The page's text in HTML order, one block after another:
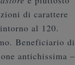
di carattere
al 120.
Beneficiario di
antichissima –